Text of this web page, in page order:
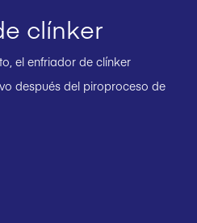
clínker
el enfriador de clínker
después del piroproceso de